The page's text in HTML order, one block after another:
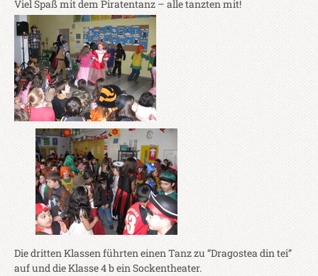
Viel Spaß mit dem Piratentanz – alle tanzten mit!
Die dritten Klassen führten einen Tanz zu “Dragostea din tei”
auf und die Klasse 4 b ein Sockentheater.